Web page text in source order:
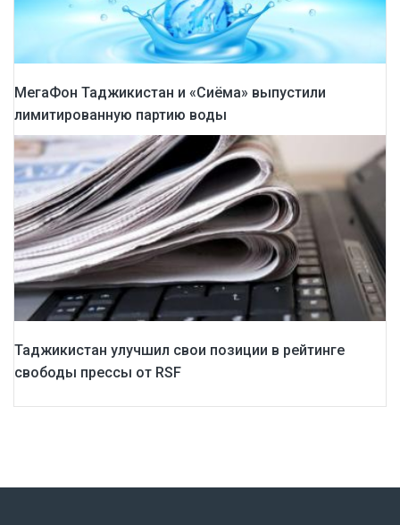
МегаФон Таджикистан и «Сиёма» выпустили
лимитированную партию воды
Таджикистан улучшил свои позиции в рейтинге
свободы прессы от RSF